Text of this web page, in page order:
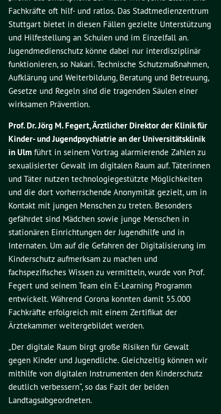
Fachkräfte oft hilf- und ratlos. Das Stadtmedienzentrum
Stuttgart bietet in diesen Fällen gezielte Unterstützung
und Hilfestellung an Schulen und im Einzelfall an.
Jugendmedienschutz könne dabei nur interdisziplinär
funktionieren, so Nakari. Technische Schutzmaßnahmen,
Aufklärung und Weiterbildung, Beratung und Betreuung,
Gesetze und Regeln sind die tragenden Säulen einer
wirksamen Prävention.
Prof. Dr. Jörg M. Fegert, Ärztlicher Direktor der Klinik für
Kinder- und Jugendpsychiatrie an der Universitätsklinik
in Ulm führt in seinem Vortrag alarmierende Zahlen zu
sexualisierter Gewalt im digitalen Raum auf. Täterinnen
und Täter nutzen technologiegestützte Möglichkeiten
und die dort vorherrschende Anonymität gezielt, um in
Kontakt mit jungen Menschen zu treten. Besonders
gefährdet sind Mädchen sowie junge Menschen in
stationären Einrichtungen der Jugendhilfe und in
Internaten. Um auf die Gefahren der Digitalisierung im
Kinderschutz aufmerksam zu machen und
fachspezifisches Wissen zu vermitteln, wurde von Prof.
Fegert und seinem Team ein E-Learning Programm
entwickelt. Während Corona konnten damit 55.000
Fachkräfte erfolgreich mit einem Zertifikat der
Ärztekammer weitergebildet werden.
„Der digitale Raum birgt große Risiken für Gewalt
gegen Kinder und Jugendliche. Gleichzeitig können wir
mithilfe von digitalen Instrumenten den Kinderschutz
deutlich verbessern“, so das Fazit der beiden
Landtagsabgeordneten.